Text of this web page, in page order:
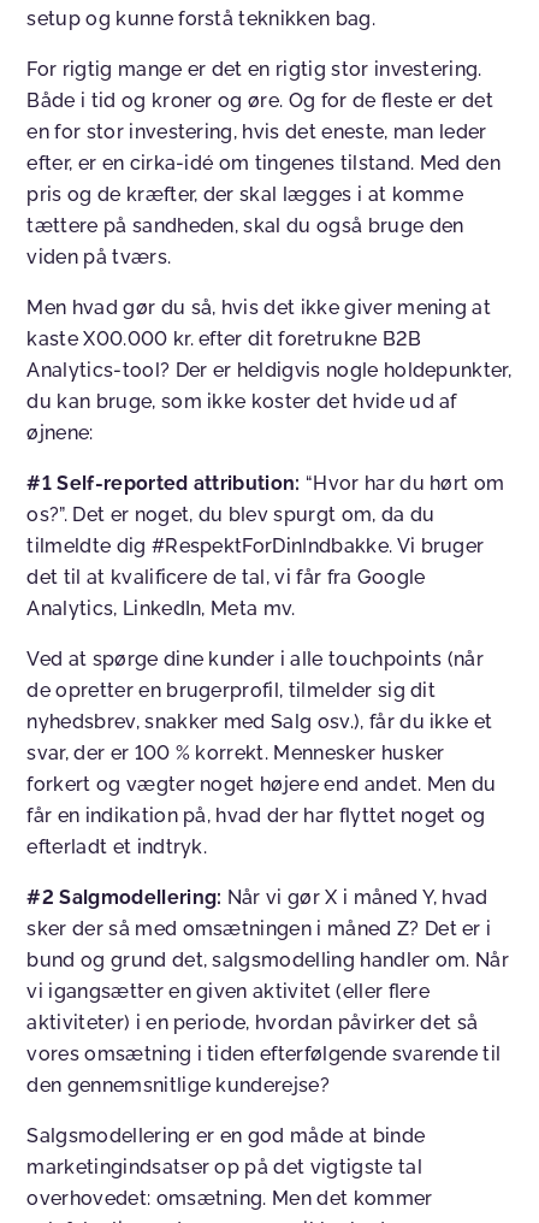
setup og kunne forstå teknikken bag.
For rigtig mange er det en rigtig stor investering.
Både i tid og kroner og øre. Og for de fleste er det
en for stor investering, hvis det eneste, man leder
efter, er en cirka-idé om tingenes tilstand. Med den
pris og de kræfter, der skal lægges i at komme
tættere på sandheden, skal du også bruge den
viden på tværs.
Men hvad gør du så, hvis det ikke giver mening at
kaste X00.000 kr. efter dit foretrukne B2B
Analytics-tool? Der er heldigvis nogle holdepunkter,
du kan bruge, som ikke koster det hvide ud af
øjnene:
#1 Self-reported attribution: “Hvor har du hørt om
os?”. Det er noget, du blev spurgt om, da du
tilmeldte dig #RespektForDinIndbakke. Vi bruger
det til at kvalificere de tal, vi får fra Google
Analytics, LinkedIn, Meta mv.
Ved at spørge dine kunder i alle touchpoints (når
de opretter en brugerprofil, tilmelder sig dit
nyhedsbrev, snakker med Salg osv.), får du ikke et
svar, der er 100 % korrekt. Mennesker husker
forkert og vægter noget højere end andet. Men du
får en indikation på, hvad der har flyttet noget og
efterladt et indtryk.
#2 Salgmodellering: Når vi gør X i måned Y, hvad
sker der så med omsætningen i måned Z? Det er i
bund og grund det, salgsmodelling handler om. Når
vi igangsætter en given aktivitet (eller flere
aktiviteter) i en periode, hvordan påvirker det så
vores omsætning i tiden efterfølgende svarende til
den gennemsnitlige kunderejse?
Salgsmodellering er en god måde at binde
marketingindsatser op på det vigtigste tal
overhovedet: omsætning. Men det kommer